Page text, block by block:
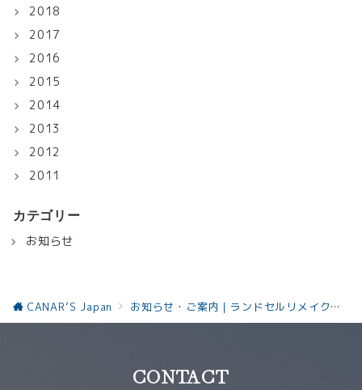
2018
2017
2016
2015
2014
2013
2012
2011
カテゴリー
お知らせ
CANAR’S Japan お知らせ・ご案内｜ランドセルリメイクと革製品の最新情報お知らせ
CONTACT